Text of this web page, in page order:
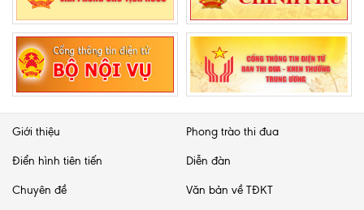
Giới thiệu Phong trào thi đua
Điển hình tiên tiến Diễn đàn
Chuyên đề Văn bản về TĐKT